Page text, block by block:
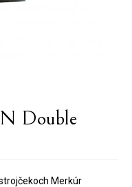
Double
Merkúr